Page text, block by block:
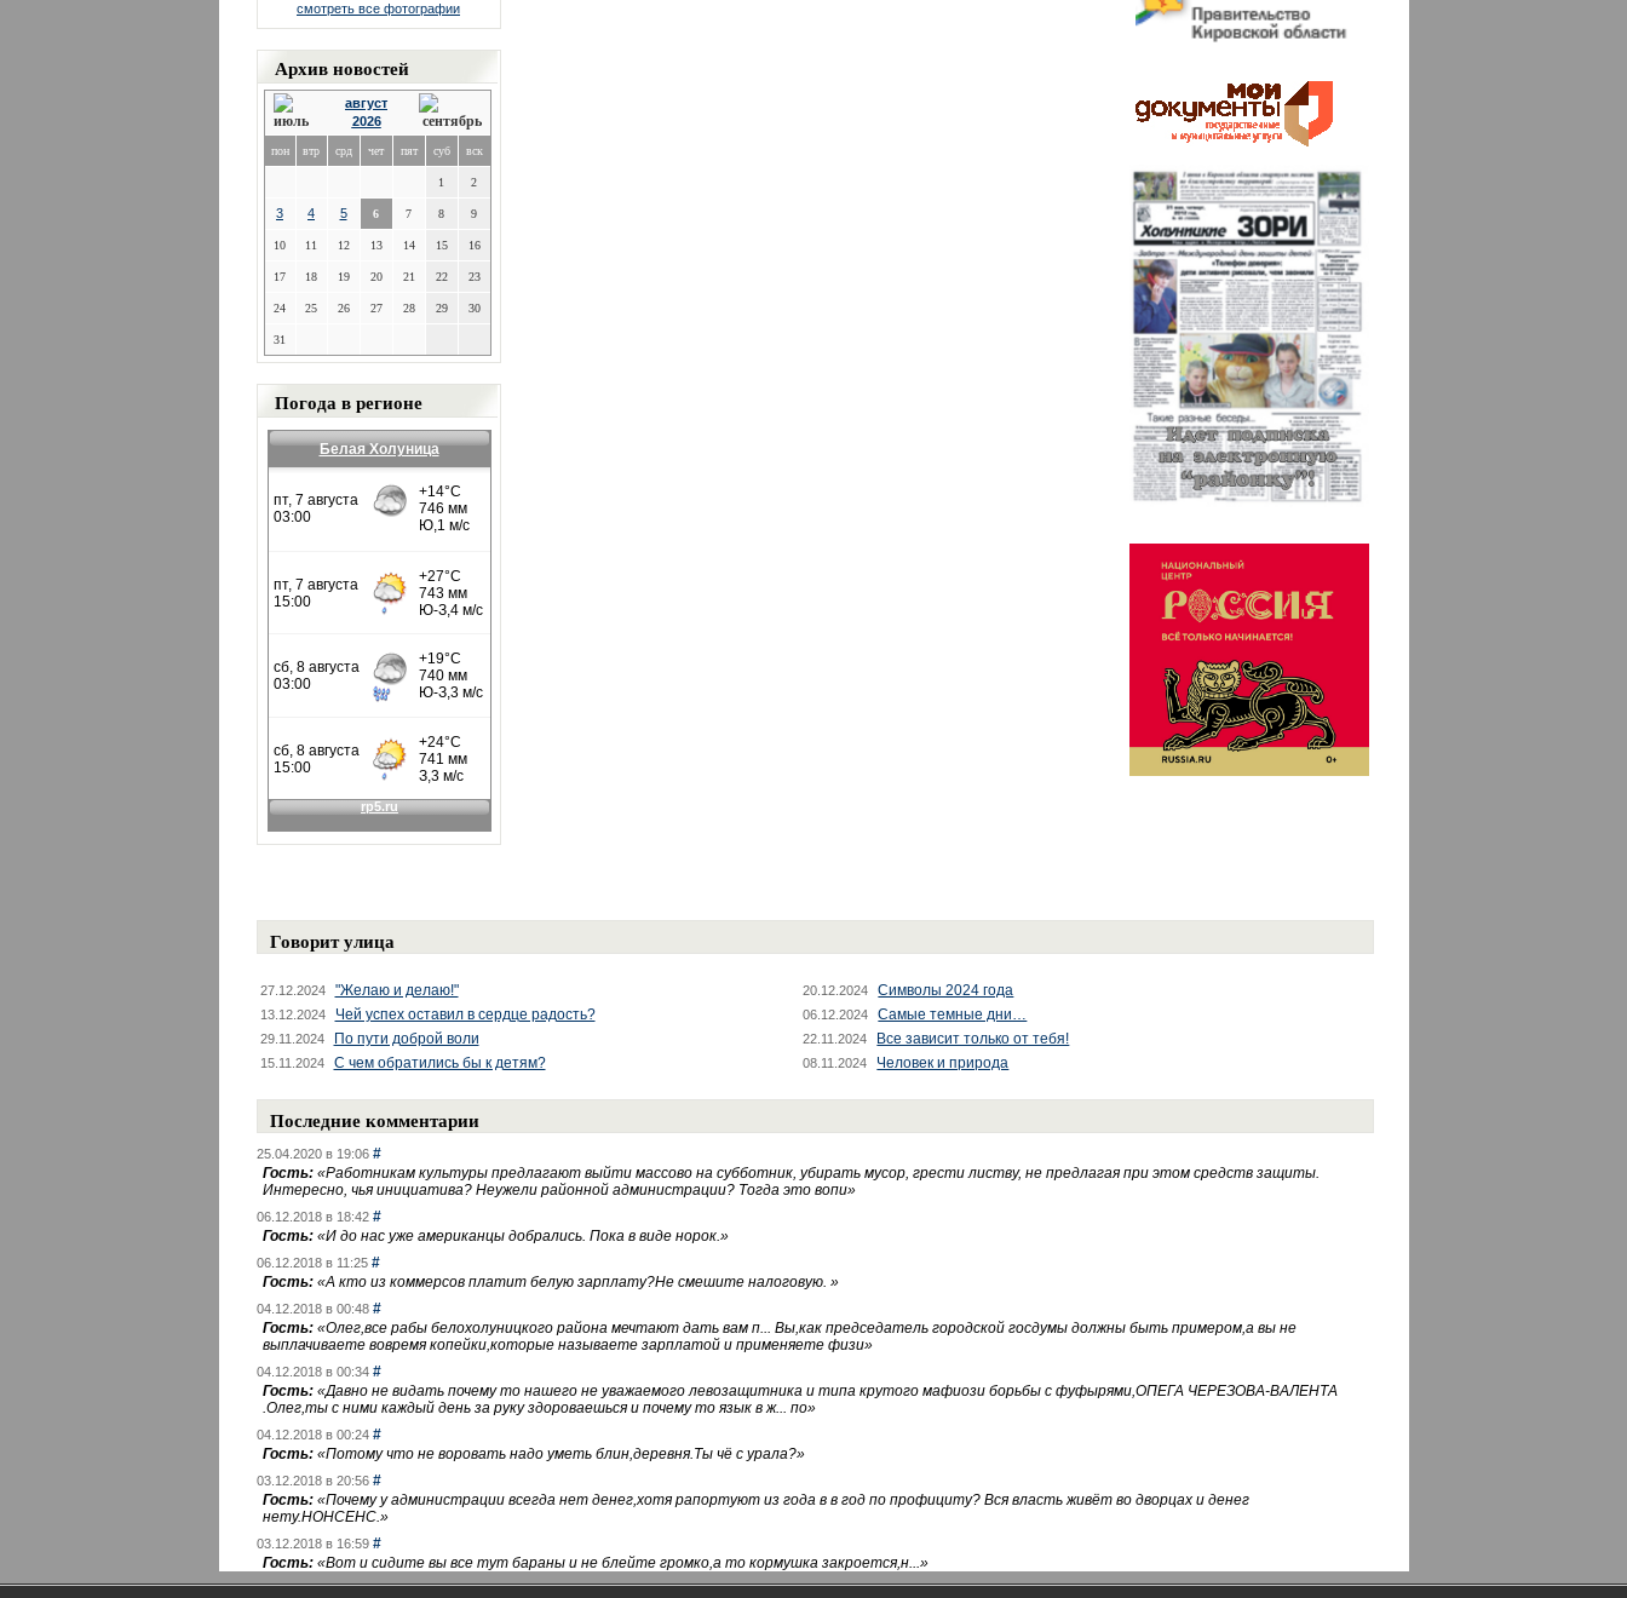
смотреть все фотографии
Архив новостей
август
2026
пон втр срд чет пят суб вск
1 2
3 4 5 6 7 8 9
10 11 12 13 14 15 16
17 18 19 20 21 22 23
24 25 26 27 28 29 30
31
Погода в регионе
Белая Холуница
Говорит улица
27.12.2024 "Желаю и делаю!" 20.12.2024 Символы 2024 года
13.12.2024 Чей успех оставил в сердце радость? 06.12.2024 Самые темные дни…
29.11.2024 По пути доброй воли 22.11.2024 Все зависит только от тебя!
15.11.2024 С чем обратились бы к детям? 08.11.2024 Человек и природа
Последние комментарии
25.04.2020 в 19:06 #
Гость: «Работникам культуры предлагают выйти массово на субботник, убирать мусор, грести листву, не предлагая при этом средств защиты.
Интересно, чья инициатива? Неужели районной администрации? Тогда это вопи»
06.12.2018 в 18:42 #
Гость: «И до нас уже американцы добрались. Пока в виде норок.»
06.12.2018 в 11:25 #
Гость: «А кто из коммерсов платит белую зарплату?Не смешите налоговую. »
04.12.2018 в 00:48 #
Гость: «Олег,все рабы белохолуницкого района мечтают дать вам п... Вы,как председатель городской госдумы должны быть примером,а вы не
выплачиваете вовремя копейки,которые называете зарплатой и применяете физи»
04.12.2018 в 00:34 #
Гость: «Давно не видать почему то нашего не уважаемого левозащитника и типа крутого мафиози борьбы с фуфырями,ОПЕГА ЧЕРЕЗОВА-ВАЛЕНТА
.Олег,ты с ними каждый день за руку здороваешься и почему то язык в ж... по»
04.12.2018 в 00:24 #
Гость: «Потому что не воровать надо уметь блин,деревня.Ты чё с урала?»
03.12.2018 в 20:56 #
Гость: «Почему у администрации всегда нет денег,хотя рапортуют из года в в год по профициту? Вся власть живёт во дворцах и денег
нету.НОНСЕНС.»
03.12.2018 в 16:59 #
Гость: «Вот и сидите вы все тут бараны и не блейте громко,а то кормушка закроется,н...»